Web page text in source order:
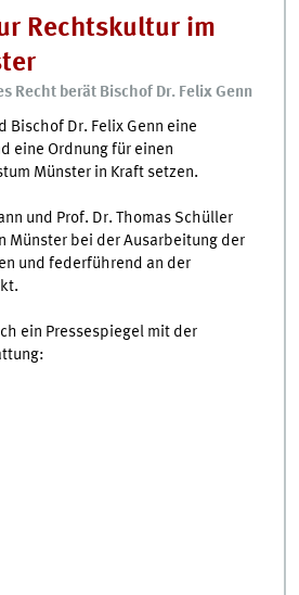
Rechtskultur im
Recht berät Bischof Dr. Felix Genn
Bischof Dr. Felix Genn eine
eine Ordnung für einen
Münster in Kraft setzen.
und Prof. Dr. Thomas Schüller
Münster bei der Ausarbeitung der
und federführend an der
ein Pressespiegel mit der